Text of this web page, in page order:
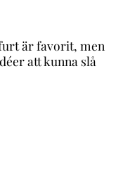
är favorit, men
att kunna slå